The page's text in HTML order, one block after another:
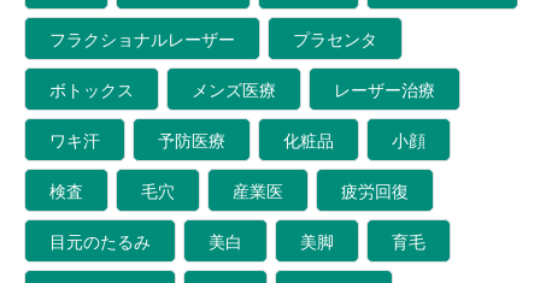
フラクショナルレーザー プラセンタ
ボトックス メンズ医療 レーザー治療
ワキ汗 予防医療 化粧品 小顔
検査 毛穴 産業医 疲労回復
目元のたるみ 美白 美脚 育毛